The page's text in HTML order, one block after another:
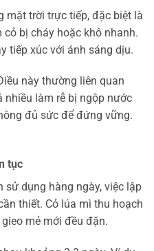
mặt trời trực tiếp, đặc biệt là
bị cháy hoặc khô nhanh.
tiếp xúc với ánh sáng dịu.
này thường liên quan
làm rễ bị ngộp nước
đủ sức để đứng vững.
tục
dụng hàng ngày, việc lập
thiết. Cỏ lúa mì thu hoạch
mẻ mới đều đặn.